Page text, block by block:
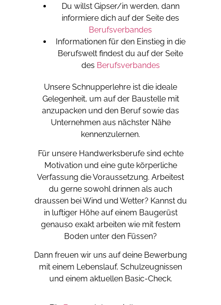
Du willst Gipser/in werden, dann
informiere dich auf der Seite des
Berufsverbandes
Informationen für den Einstieg in die
Berufswelt findest du auf der Seite
des Berufsverbandes
Unsere Schnupperlehre ist die ideale
Gelegenheit, um auf der Baustelle mit
anzupacken und den Beruf sowie das
Unternehmen aus nächster Nähe
kennenzulernen.
Für unsere Handwerksberufe sind echte
Motivation und eine gute körperliche
Verfassung die Voraussetzung. Arbeitest
du gerne sowohl drinnen als auch
draussen bei Wind und Wetter? Kannst du
in luftiger Höhe auf einem Baugerüst
genauso exakt arbeiten wie mit festem
Boden unter den Füssen?
Dann freuen wir uns auf deine Bewerbung
mit einem Lebenslauf, Schulzeugnissen
und einem aktuellen Basic-Check.